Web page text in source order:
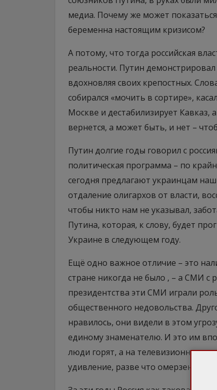
медиа. Почему же может
беременна настоящим кризисом?
А потому, что тогда российская
реальности. Путин
вдохновляя своих крепостных.
собирался «мочить в сортире»,
Москве и дестабилизирует
вернется, а может быть, и нет –
Путин долгие годы говорил с
политическая программа – по
сегодня предлагают украинцам
отдаление олигархов от власти,
чтобы никто нам не указывал,
Путина, которая, к слову, будет
Украине в следующем году.
Ещё одно важное отличие – это
стране никогда не было , – а СМИ с
президентства эти СМИ играли
общественного недовольства.
нравилось, они видели в этом
единому знаменателю. И это им
люди горят, а на телевизионных
удивление, разве что омерзение.